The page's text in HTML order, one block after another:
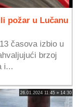
požar u Lučanu
časova izbio u
brzoj
i...
26.01.2024 11:45 » 14:30